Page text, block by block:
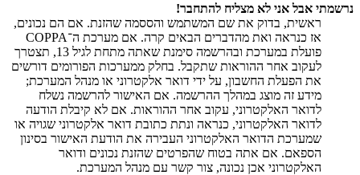
נרשמתי אבל אני לא מצליח להתחבר!
ראשית, בדוק את שם המשתמש והססמה שהזנת. אם הם נכונים,
אז כנראה ואת מהדברים הבאים קרה. אם מערכת ה־COPPA
פועלת במערכת ובהרשמה סימנת שאתה מתחת לגיל 13, תצטרך
לעקוב אחר ההוראות שתקבל. בחלק ממערכות הפורומים דורשים
את הפעלת החשבון, על ידי דואר אלקטרוני או מנהל המערכת;
מידע זה מוצג במהלך ההרשמה. אם האישור להרשמה נשלח
לדואר האלקטרוני, עקוב אחר ההוראות. אם לא קיבלת הודעה
לדואר האלקטרוני, כנראה ונתת כתובת דואר אלקטרוני שגויה או
שמערכת הדואר האלקטרוני העבירה את הודעת האישור בסינון
הספאם. אם אתה בטוח שהפרטים שהזנת נכונים ודואר
האלקטרוני אכן נכונה, צור קשר עם מנהל המערכת.